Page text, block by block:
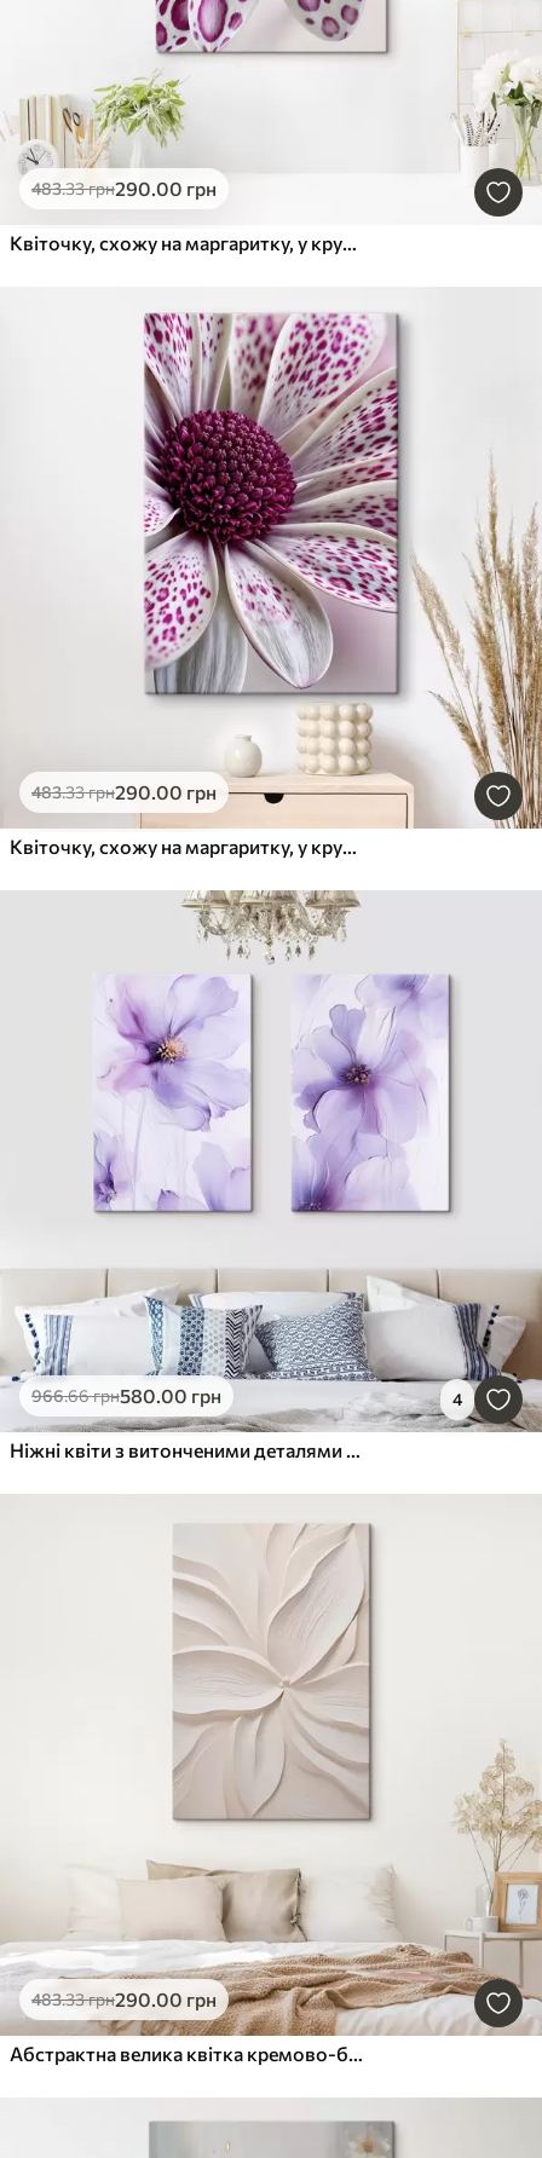
483.33грн290.00 грн
Квіточку, схожу на маргаритку, у крупному плані з яскравими магентовими плямами у вигляді леопардового візерунка
483.33грн290.00 грн
Квіточку, схожу на маргаритку, у крупному плані з яскравими магентовими плямами у вигляді леопардового візерунка
966.66грн580.00 грн 4
Ніжні квіти з витонченими деталями та фактурним білим фоном
483.33грн290.00 грн
Абстрактна велика квітка кремово-білого кольору з ніжними, багатошаровими пелюстками